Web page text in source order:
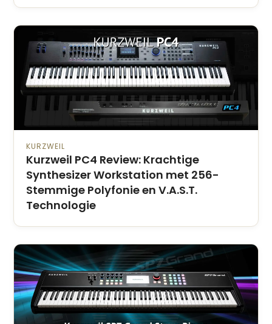
KURZWEIL
Kurzweil PC4 Review: Krachtige
Synthesizer Workstation met 256-
Stemmige Polyfonie en V.A.S.T.
Technologie